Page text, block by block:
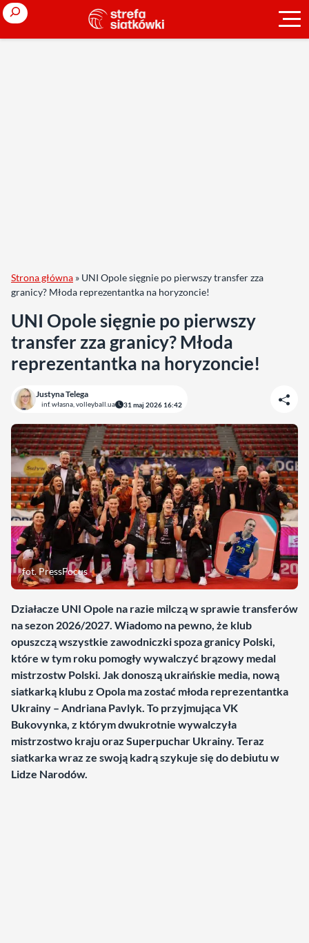
Search
Strona główna » UNI Opole sięgnie po pierwszy transfer zza
granicy? Młoda reprezentantka na horyzoncie!
UNI Opole sięgnie po pierwszy
transfer zza granicy? Młoda
reprezentantka na horyzoncie!
Justyna Telega
inf. własna, volleyball.ua 31 maj 2026 16:42
fot. PressFocus
Działacze UNI Opole na razie milczą w sprawie transferów
na sezon 2026/2027. Wiadomo na pewno, że klub
opuszczą wszystkie zawodniczki spoza granicy Polski,
które w tym roku pomogły wywalczyć brązowy medal
mistrzostw Polski. Jak donoszą ukraińskie media, nową
siatkarką klubu z Opola ma zostać młoda reprezentantka
Ukrainy – Andriana Pavlyk. To przyjmująca VK
Bukovynka, z którym dwukrotnie wywalczyła
mistrzostwo kraju oraz Superpuchar Ukrainy. Teraz
siatkarka wraz ze swoją kadrą szykuje się do debiutu w
Lidze Narodów.